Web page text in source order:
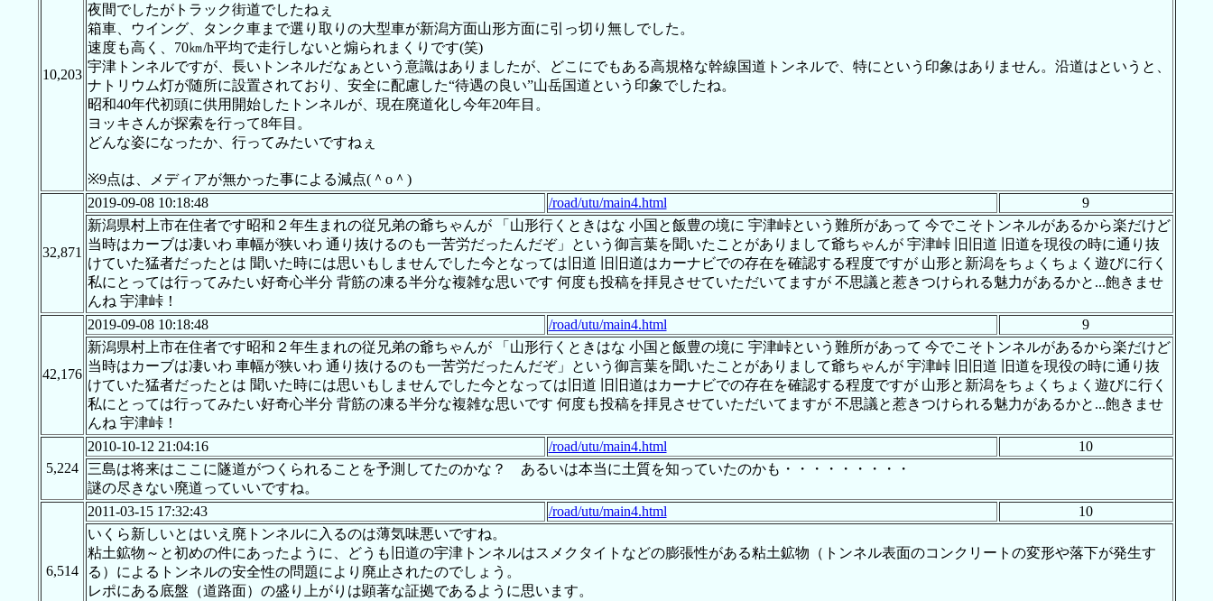
10,203
夜間でしたがトラック街道でしたねぇ
箱車、ウイング、タンク車まで選り取りの大型車が新潟方面山形方面に引っ切り無しでした。
速度も高く、70㎞/h平均で走行しないと煽られまくりです(笑)
宇津トンネルですが、長いトンネルだなぁという意識はありましたが、どこにでもある高規格な幹線国道トンネルで、特にという印象はありません。沿道はというと、
ナトリウム灯が随所に設置されており、安全に配慮した“待遇の良い”山岳国道という印象でしたね。
昭和40年代初頭に供用開始したトンネルが、現在廃道化し今年20年目。
ヨッキさんが探索を行って8年目。
どんな姿になったか、行ってみたいですねぇ
※9点は、メディアが無かった事による減点(＾o＾)
32,871
2019-09-08 10:18:48 /road/utu/main4.html
9
新潟県村上市在住者です昭和２年生まれの従兄弟の爺ちゃんが 「山形行くときはな 小国と飯豊の境に 宇津峠という難所があって 今でこそトンネルがあるから楽だけど
当時はカーブは凄いわ 車幅が狭いわ 通り抜けるのも一苦労だったんだぞ」という御言葉を聞いたことがありまして爺ちゃんが 宇津峠 旧旧道 旧道を現役の時に通り抜
けていた猛者だったとは 聞いた時には思いもしませんでした今となっては旧道 旧旧道はカーナビでの存在を確認する程度ですが 山形と新潟をちょくちょく遊びに行く
私にとっては行ってみたい好奇心半分 背筋の凍る半分な複雑な思いです 何度も投稿を拝見させていただいてますが 不思議と惹きつけられる魅力があるかと...飽きませ
んね 宇津峠！
42,176
2019-09-08 10:18:48 /road/utu/main4.html
9
新潟県村上市在住者です昭和２年生まれの従兄弟の爺ちゃんが 「山形行くときはな 小国と飯豊の境に 宇津峠という難所があって 今でこそトンネルがあるから楽だけど
当時はカーブは凄いわ 車幅が狭いわ 通り抜けるのも一苦労だったんだぞ」という御言葉を聞いたことがありまして爺ちゃんが 宇津峠 旧旧道 旧道を現役の時に通り抜
けていた猛者だったとは 聞いた時には思いもしませんでした今となっては旧道 旧旧道はカーナビでの存在を確認する程度ですが 山形と新潟をちょくちょく遊びに行く
私にとっては行ってみたい好奇心半分 背筋の凍る半分な複雑な思いです 何度も投稿を拝見させていただいてますが 不思議と惹きつけられる魅力があるかと...飽きませ
んね 宇津峠！
5,224
2010-10-12 21:04:16 /road/utu/main4.html
10
三島は将来はここに隧道がつくられることを予測してたのかな？ あるいは本当に土質を知っていたのかも・・・・・・・・・
謎の尽きない廃道っていいですね。
6,514
2011-03-15 17:32:43 /road/utu/main4.html
10
いくら新しいとはいえ廃トンネルに入るのは薄気味悪いですね。
粘土鉱物～と初めの件にあったように、どうも旧道の宇津トンネルはスメクタイトなどの膨張性がある粘土鉱物（トンネル表面のコンクリートの変形や落下が発生す
る）によるトンネルの安全性の問題により廃止されたのでしょう。
レポにある底盤（道路面）の盛り上がりは顕著な証拠であるように思います。